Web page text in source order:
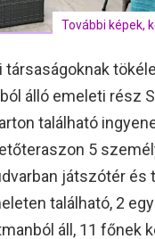
További képek,
társaságoknak
álló emeleti rész
található
5
játszótér és
található, 2
áll, 11 főnek